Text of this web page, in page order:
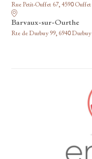
Rue Petit-Ouffet 67, 4590 Ouffet
Barvaux-sur-Ourthe
Rte de Durbuy 99, 6940 Durbuy